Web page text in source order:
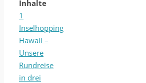
Inhalte
1
Inselhopping
Hawaii –
Unsere
Rundreise
in drei